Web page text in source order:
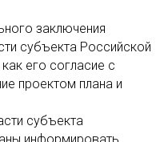
заключения
субъекта Российской
его согласие с
проектом плана и
субъекта